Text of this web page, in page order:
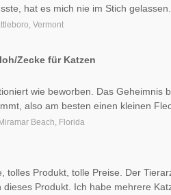
hat es mich nie im Stich
Vermont
Zecke für Katzen
wie beworben. Das Geheimnis
also am besten einen kleinen
Miramar Beach, Florida
tolles Produkt, tolle Preise. Der
dieses Produkt. Ich habe mehrere